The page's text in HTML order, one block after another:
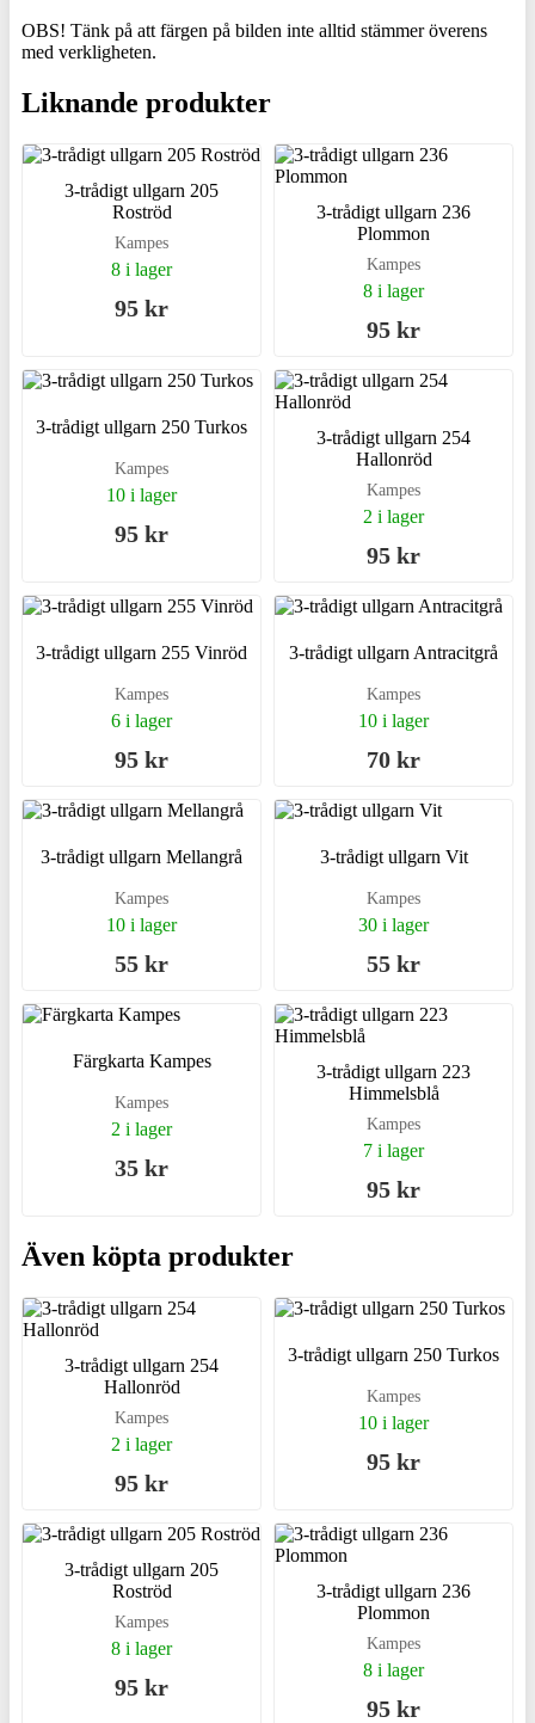
OBS! Tänk på att färgen på bilden inte alltid stämmer överens
med verkligheten.
Liknande produkter
3-trådigt ullgarn 205
Roströd
Kampes
8 i lager
95 kr
3-trådigt ullgarn 236
Plommon
Kampes
8 i lager
95 kr
3-trådigt ullgarn 250 Turkos
Kampes
10 i lager
95 kr
3-trådigt ullgarn 254
Hallonröd
Kampes
2 i lager
95 kr
3-trådigt ullgarn 255 Vinröd
Kampes
6 i lager
95 kr
3-trådigt ullgarn Antracitgrå
Kampes
10 i lager
70 kr
3-trådigt ullgarn Mellangrå
Kampes
10 i lager
55 kr
3-trådigt ullgarn Vit
Kampes
30 i lager
55 kr
Färgkarta Kampes
Kampes
2 i lager
35 kr
3-trådigt ullgarn 223
Himmelsblå
Kampes
7 i lager
95 kr
Även köpta produkter
3-trådigt ullgarn 254
Hallonröd
Kampes
2 i lager
95 kr
3-trådigt ullgarn 250 Turkos
Kampes
10 i lager
95 kr
3-trådigt ullgarn 205
Roströd
Kampes
8 i lager
95 kr
3-trådigt ullgarn 236
Plommon
Kampes
8 i lager
95 kr